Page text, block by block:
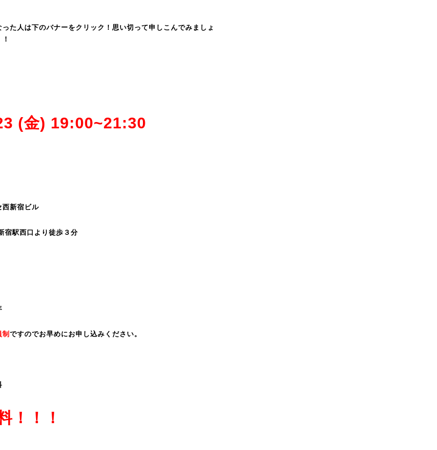
った人は下のバナーをクリック！思い切って申しこんでみましょ
(金) 19:00~21:30
西新宿ビル
駅西口より徒歩３分
ですのでお早めにお申し込みください。
！！！